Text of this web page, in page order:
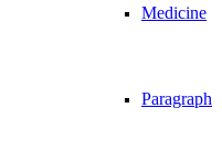
Medicine
Paragraph